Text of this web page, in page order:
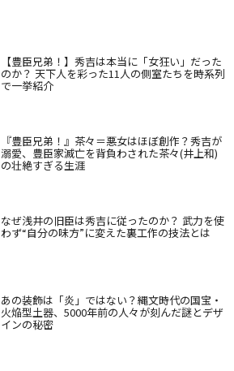
【豊臣兄弟！】秀吉は本当に「女狂い」だった
のか？ 天下人を彩った11人の側室たちを時系列
で一挙紹介
『豊臣兄弟！』茶々＝悪女はほぼ創作？秀吉が
溺愛、豊臣家滅亡を背負わされた茶々(井上和)
の壮絶すぎる生涯
なぜ浅井の旧臣は秀吉に従ったのか？ 武力を使
わず“自分の味方”に変えた裏工作の技法とは
あの装飾は「炎」ではない？縄文時代の国宝・
火焔型土器、5000年前の人々が刻んだ謎とデザ
インの秘密